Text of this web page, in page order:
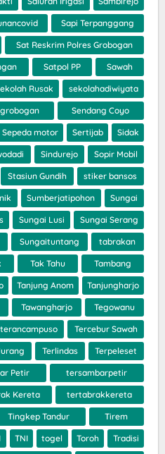
Sapi Terpanggang
Sat Reskrim Polres Grobogan
Satpol PP Sawah
Rusak sekolahadiwiyata
Sendang Coyo
Sepeda motor Sertijab Sidak
Sindurejo Sopir Mobil
Stasiun Gundih stiker bansos
Sumberjatipohon Sungai
Sungai Lusi Sungai Serang
Sungaituntang tabrakan
Tak Tahu Tambang
Tanjung Anom Tanjungharjo
Tawangharjo Tegowanu
terancampuso Tercebur Sawah
Terlindas Terpeleset
Petir tersambarpetir
Kereta tertabrakkereta
Tingkep Tandur Tirem
TNI togel Toroh Tradisi